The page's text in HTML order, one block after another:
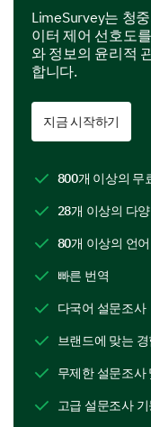
1 (신뢰할 수 없
까지의 척도에서
나 신뢰합니까?
은행
소셜 미디어 플랫
의료 제공자
온라인 소매업체
정부 기관
개인정보 보호
이제 개인정보 보
새로운 애플리
LimeSurvey는 청
이터 제어 선호도
와 정보의 윤리적
합니다.
지금 시작하기
800개 이상의 무
28개 이상의 다
80개 이상의 언어
빠른 번역
다국어 설문조사
브랜드에 맞는
무제한 설문조사
고급 설문조사 기